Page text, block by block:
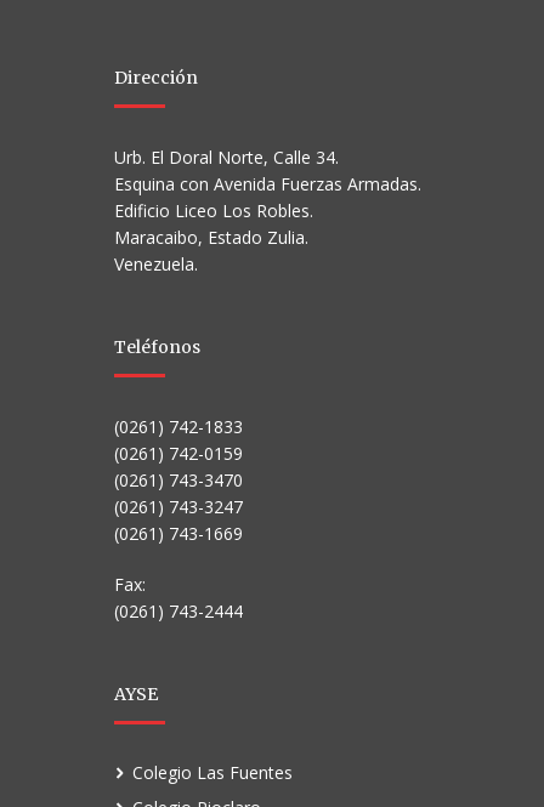
Dirección
Urb. El Doral Norte, Calle 34.
Esquina con Avenida Fuerzas Armadas.
Edificio Liceo Los Robles.
Maracaibo, Estado Zulia.
Venezuela.
Teléfonos
(0261) 742-1833
(0261) 742-0159
(0261) 743-3470
(0261) 743-3247
(0261) 743-1669
Fax:
(0261) 743-2444
AYSE
Colegio Las Fuentes